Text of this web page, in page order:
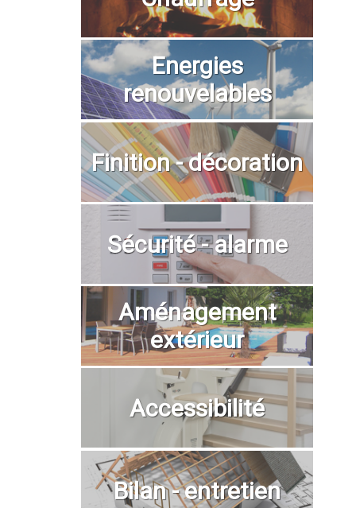
Energies
renouvelables
Finition - décoration
Sécurité - alarme
Aménagement
extérieur
Accessibilité
Bilan - entretien